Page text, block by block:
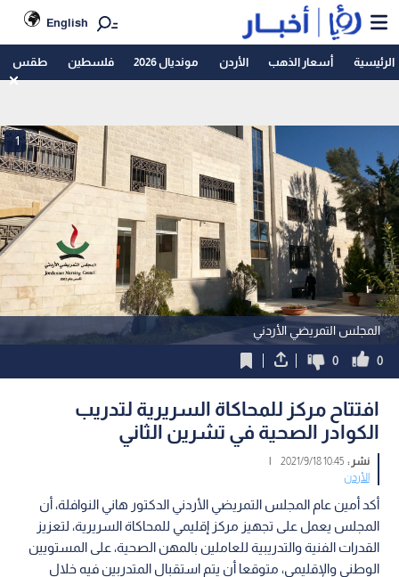
English
الرئيسية أسعار الذهب الأردن مونديال 2026 فلسطين طقس
المجلس التمريضي الأردني
1
0
0
افتتاح مركز للمحاكاة السريرية لتدريب
الكوادر الصحية في تشرين الثاني
نشر :10:45 2021/9/18
|
الأردن
أكد أمين عام المجلس التمريضي الأردني الدكتور هاني النوافلة، أن
المجلس يعمل على تجهيز مركز إقليمي للمحاكاة السريرية، لتعزيز
القدرات الفنية والتدريبية للعاملين بالمهن الصحية، على المستويين
الوطني والإقليمي، متوقعا أن يتم استقبال المتدربين فيه خلال